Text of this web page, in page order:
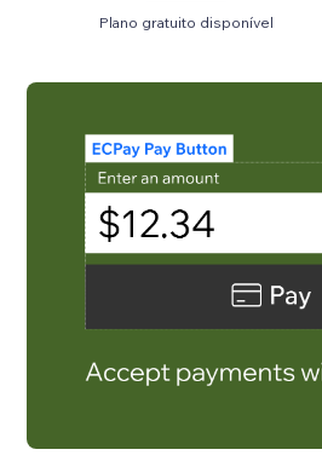
Plano gratuito disponível